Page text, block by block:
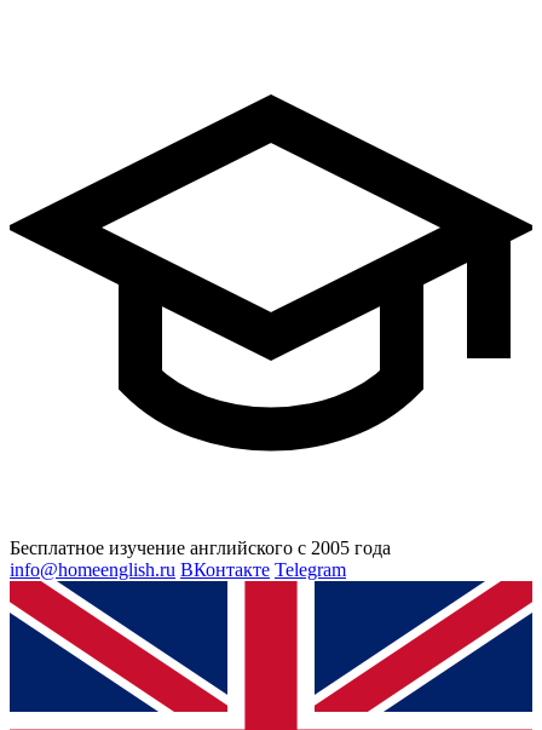
Бесплатное изучение английского с 2005 года
info@homeenglish.ru ВКонтакте Telegram